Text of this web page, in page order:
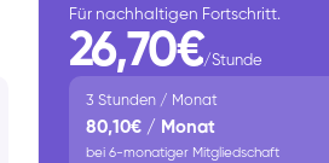
Für nachhaltigen Fortschritt.
26,70€/Stunde
3 Stunden / Monat
80,10€ / Monat
bei 6-monatiger Mitgliedschaft